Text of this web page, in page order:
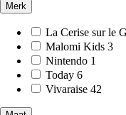
Merk
La Cerise sur le
Malomi Kids 3
Nintendo 1
Today 6
Vivaraise 42